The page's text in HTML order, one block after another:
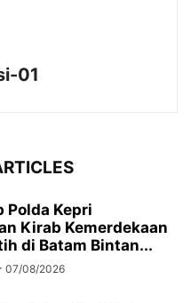
01
Polda Kepri
Kirab Kemerdekaan
di Batam Bintan...
07/08/2026